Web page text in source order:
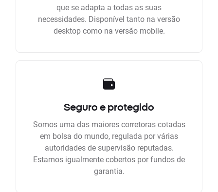
que se adapta a todas as suas
necessidades. Disponível tanto na versão
desktop como na versão mobile.
Seguro e protegido
Somos uma das maiores corretoras cotadas
em bolsa do mundo, regulada por várias
autoridades de supervisão reputadas.
Estamos igualmente cobertos por fundos de
garantia.